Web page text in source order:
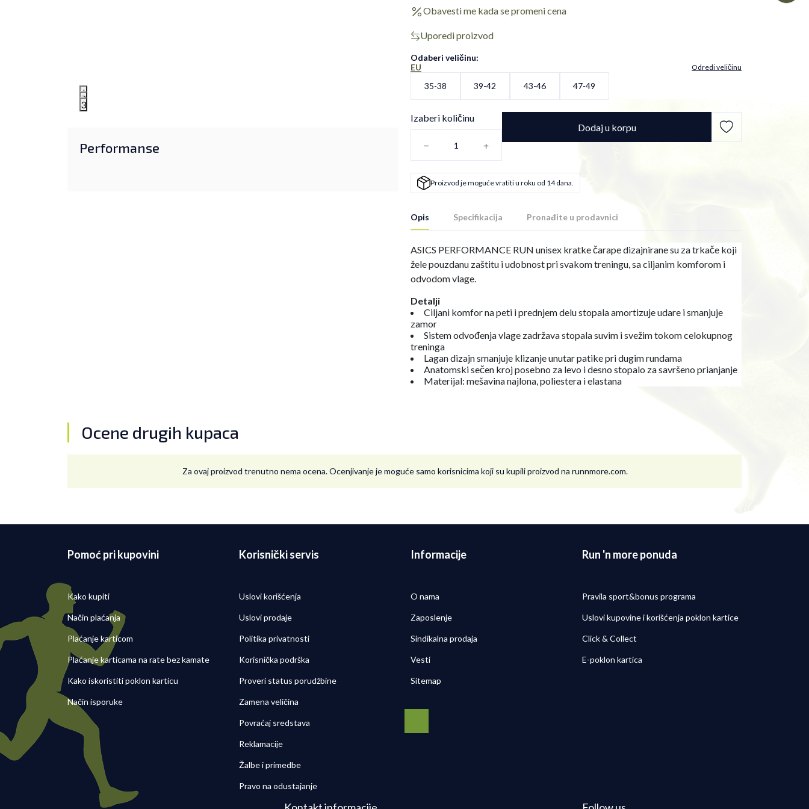
1
2
3
Performanse
Obavesti me kada se promeni cena
Uporedi proizvod
Odaberi veličinu:
EU
Odredi veličinu
35-38 39-42 43-46 47-49
Izaberi količinu
Dodaj u korpu
Proizvod je moguće vratiti u roku od 14 dana.
Opis Specifikacija Pronađite u prodavnici
ASICS PERFORMANCE RUN unisex kratke čarape dizajnirane su za trkače koji
žele pouzdanu zaštitu i udobnost pri svakom treningu, sa ciljanim komforom i
odvodom vlage.
Detalji
Ciljani komfor na peti i prednjem delu stopala amortizuje udare i smanjuje
zamor
Sistem odvođenja vlage zadržava stopala suvim i svežim tokom celokupnog
treninga
Lagan dizajn smanjuje klizanje unutar patike pri dugim rundama
Anatomski sečen kroj posebno za levo i desno stopalo za savršeno prianjanje
Materijal: mešavina najlona, poliestera i elastana
Ocene drugih kupaca
Za ovaj proizvod trenutno nema ocena. Ocenjivanje je moguće samo korisnicima koji su kupili proizvod na runnmore.com.
Pomoć pri kupovini
Kako kupiti
Način plaćanja
Plaćanje karticom
Plaćanje karticama na rate bez kamate
Kako iskoristiti poklon karticu
Način isporuke
Korisnički servis
Uslovi korišćenja
Uslovi prodaje
Politika privatnosti
Korisnička podrška
Proveri status porudžbine
Zamena veličina
Povraćaj sredstava
Reklamacije
Žalbe i primedbe
Pravo na odustajanje
Informacije
O nama
Zaposlenje
Sindikalna prodaja
Vesti
Sitemap
Run 'n more ponuda
Pravila sport&bonus programa
Uslovi kupovine i korišćenja poklon kartice
Click & Collect
E-poklon kartica